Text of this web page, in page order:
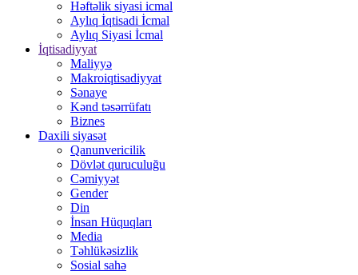
Həftəlik siyasi icmal
Aylıq İqtisadi İcmal
Aylıq Siyasi İcmal
İqtisadiyyat
Maliyyə
Makroiqtisadiyyat
Sənaye
Kənd təsərrüfatı
Biznes
Daxili siyasət
Qanunvericilik
Dövlət quruculuğu
Cəmiyyət
Gender
Din
İnsan Hüquqları
Media
Təhlükəsizlik
Sosial sahə